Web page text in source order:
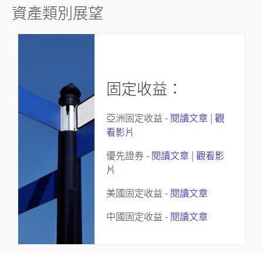
資產類別展望
固定收益：
亞洲固定收益 - 閱讀文章| 觀
看影片
優先證券 - 閱讀文章| 觀看影
片
美國固定收益 - 閱讀文章
中國固定收益 - 閱讀文章